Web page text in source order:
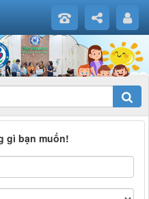
gì bạn muốn!